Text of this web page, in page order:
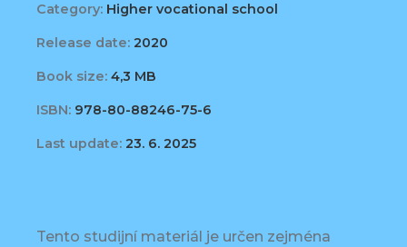
Category: Higher vocational school
Release date: 2020
Book size: 4,3 MB
ISBN: 978-80-88246-75-6
Last update: 23. 6. 2025
Tento studijní materiál je určen zejména